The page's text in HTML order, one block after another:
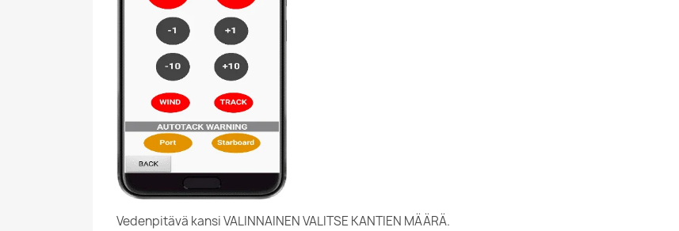
Vedenpitävä kansi VALINNAINEN VALITSE KANTIEN MÄÄRÄ.